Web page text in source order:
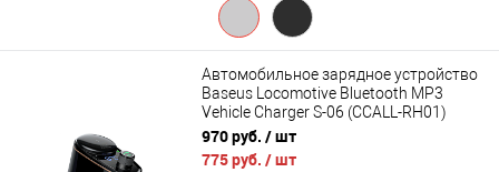
Автомобильное зарядное устройство
Baseus Locomotive Bluetooth MP3
Vehicle Charger S-06 (CCALL-RH01)
970 руб. / шт
775 руб. / шт